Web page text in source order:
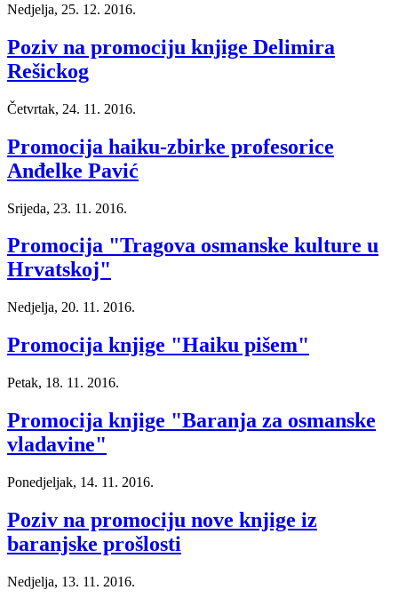
Nedjelja, 25. 12. 2016.
Poziv na promociju knjige Delimira
Rešickog
Četvrtak, 24. 11. 2016.
Promocija haiku-zbirke profesorice
Anđelke Pavić
Srijeda, 23. 11. 2016.
Promocija "Tragova osmanske kulture u
Hrvatskoj"
Nedjelja, 20. 11. 2016.
Promocija knjige "Haiku pišem"
Petak, 18. 11. 2016.
Promocija knjige "Baranja za osmanske
vladavine"
Ponedjeljak, 14. 11. 2016.
Poziv na promociju nove knjige iz
baranjske prošlosti
Nedjelja, 13. 11. 2016.